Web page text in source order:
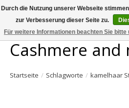
Large selection of products and fast shipping!
Cashmere and
Startseite / Schlagworte / kamelhaar
Durch die Nutzung unserer Webseite
zur Verbesserung dieser Seite zu.
Für weitere Informationen beachten Sie